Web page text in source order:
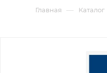
Главная — Каталог